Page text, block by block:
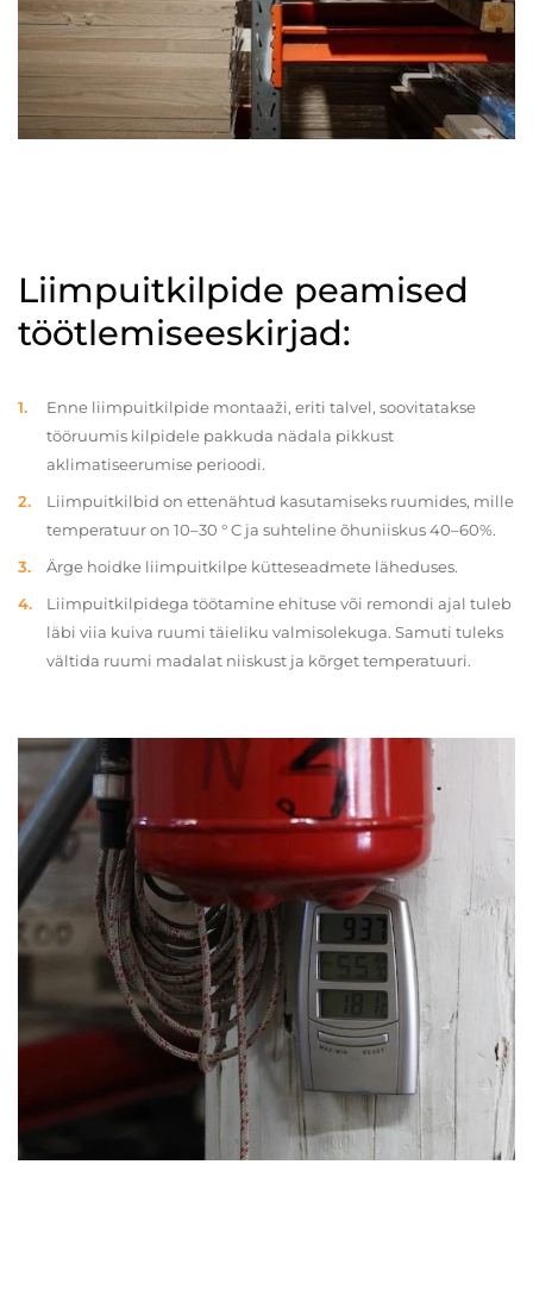
Liimpuitkilpide peamised
töötlemiseeskirjad:
Enne liimpuitkilpide montaaži, eriti talvel, soovitatakse
tööruumis kilpidele pakkuda nädala pikkust
aklimatiseerumise perioodi.
Liimpuitkilbid on ettenähtud kasutamiseks ruumides, mille
temperatuur on 10–30 ° C ja suhteline õhuniiskus 40–60%.
Ärge hoidke liimpuitkilpe kütteseadmete läheduses.
Liimpuitkilpidega töötamine ehituse või remondi ajal tuleb
läbi viia kuiva ruumi täieliku valmisolekuga. Samuti tuleks
vältida ruumi madalat niiskust ja kõrget temperatuuri.